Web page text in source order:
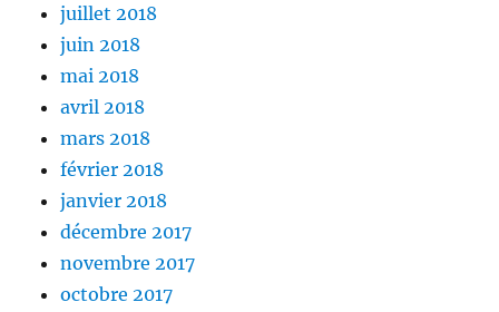
juillet 2018
juin 2018
mai 2018
avril 2018
mars 2018
février 2018
janvier 2018
décembre 2017
novembre 2017
octobre 2017